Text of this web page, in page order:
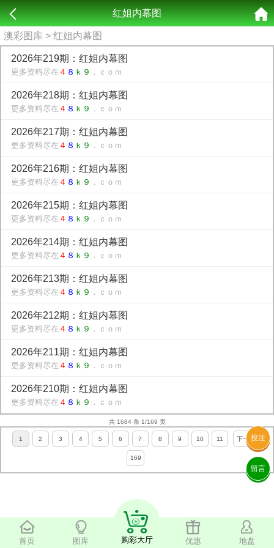
首页 图库 购彩大厅 优惠 地盘
投注
留言
红姐内幕图
澳彩图库 > 红姐内幕图
2026年219期：红姐内幕图
更多资料尽在 ４ ８ ｋ９ ．ｃｏｍ
2026年218期：红姐内幕图
更多资料尽在 ４ ８ ｋ９ ．ｃｏｍ
2026年217期：红姐内幕图
更多资料尽在 ４ ８ ｋ９ ．ｃｏｍ
2026年216期：红姐内幕图
更多资料尽在 ４ ８ ｋ９ ．ｃｏｍ
2026年215期：红姐内幕图
更多资料尽在 ４ ８ ｋ９ ．ｃｏｍ
2026年214期：红姐内幕图
更多资料尽在 ４ ８ ｋ９ ．ｃｏｍ
2026年213期：红姐内幕图
更多资料尽在 ４ ８ ｋ９ ．ｃｏｍ
2026年212期：红姐内幕图
更多资料尽在 ４ ８ ｋ９ ．ｃｏｍ
2026年211期：红姐内幕图
更多资料尽在 ４ ８ ｋ９ ．ｃｏｍ
2026年210期：红姐内幕图
更多资料尽在 ４ ８ ｋ９ ．ｃｏｍ
共 1684 条 1/169 页
1 2 3 4 5 6 7 8 9 10 11 下一页
169